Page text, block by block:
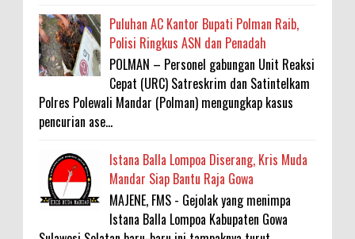
Puluhan AC Kantor Bupati Polman Raib,
Polisi Ringkus ASN dan Penadah
POLMAN – Personel gabungan Unit Reaksi
Cepat (URC) Satreskrim dan Satintelkam
Polres Polewali Mandar (Polman) mengungkap kasus
pencurian ase...
Istana Balla Lompoa Diserang, Kris Muda
Mandar Siap Bantu Raja Gowa
MAJENE, FMS - Gejolak yang menimpa
Istana Balla Lompoa Kabupaten Gowa